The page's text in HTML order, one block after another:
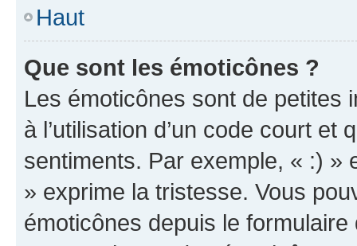
Haut
Que sont les émoticônes ?
Les émoticônes sont de petites
à l’utilisation d’un code court et
sentiments. Par exemple, « :) »
» exprime la tristesse. Vous
émoticônes depuis le